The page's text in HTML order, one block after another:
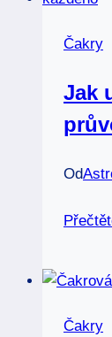
Čakry
Jak
Od
Čakry